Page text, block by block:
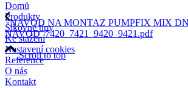
Domů
Produkty
Šikovné tipy
Ke stažení
Nastavení cookies
Reference
O nás
Kontakt
NAVOD NA MONTAZ PUMPFIX MIX
NAVOD_7420_7421_9420_9421.pdf
Scroll to top